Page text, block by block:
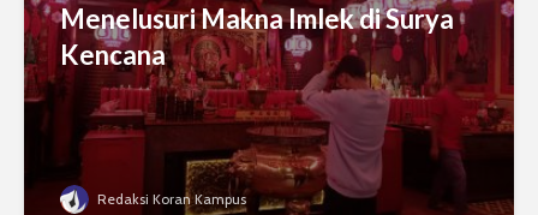
Menelusuri Makna Imlek di Surya
Kencana
Redaksi Koran Kampus